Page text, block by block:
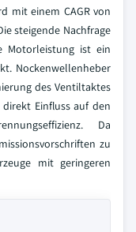
mit einem CAGR von
steigende Nachfrage
Motorleistung ist ein
Nockenwellenheber
des Ventiltaktes
Einfluss auf den
Da
zu
mit geringeren